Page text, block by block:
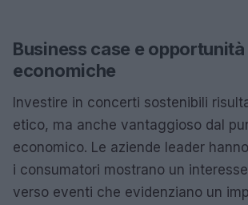
Business case e opportunità
economiche
Investire in concerti sostenibili
etico, ma anche vantaggioso dal
economico. Le aziende leader
i consumatori mostrano un
verso eventi che evidenziano un